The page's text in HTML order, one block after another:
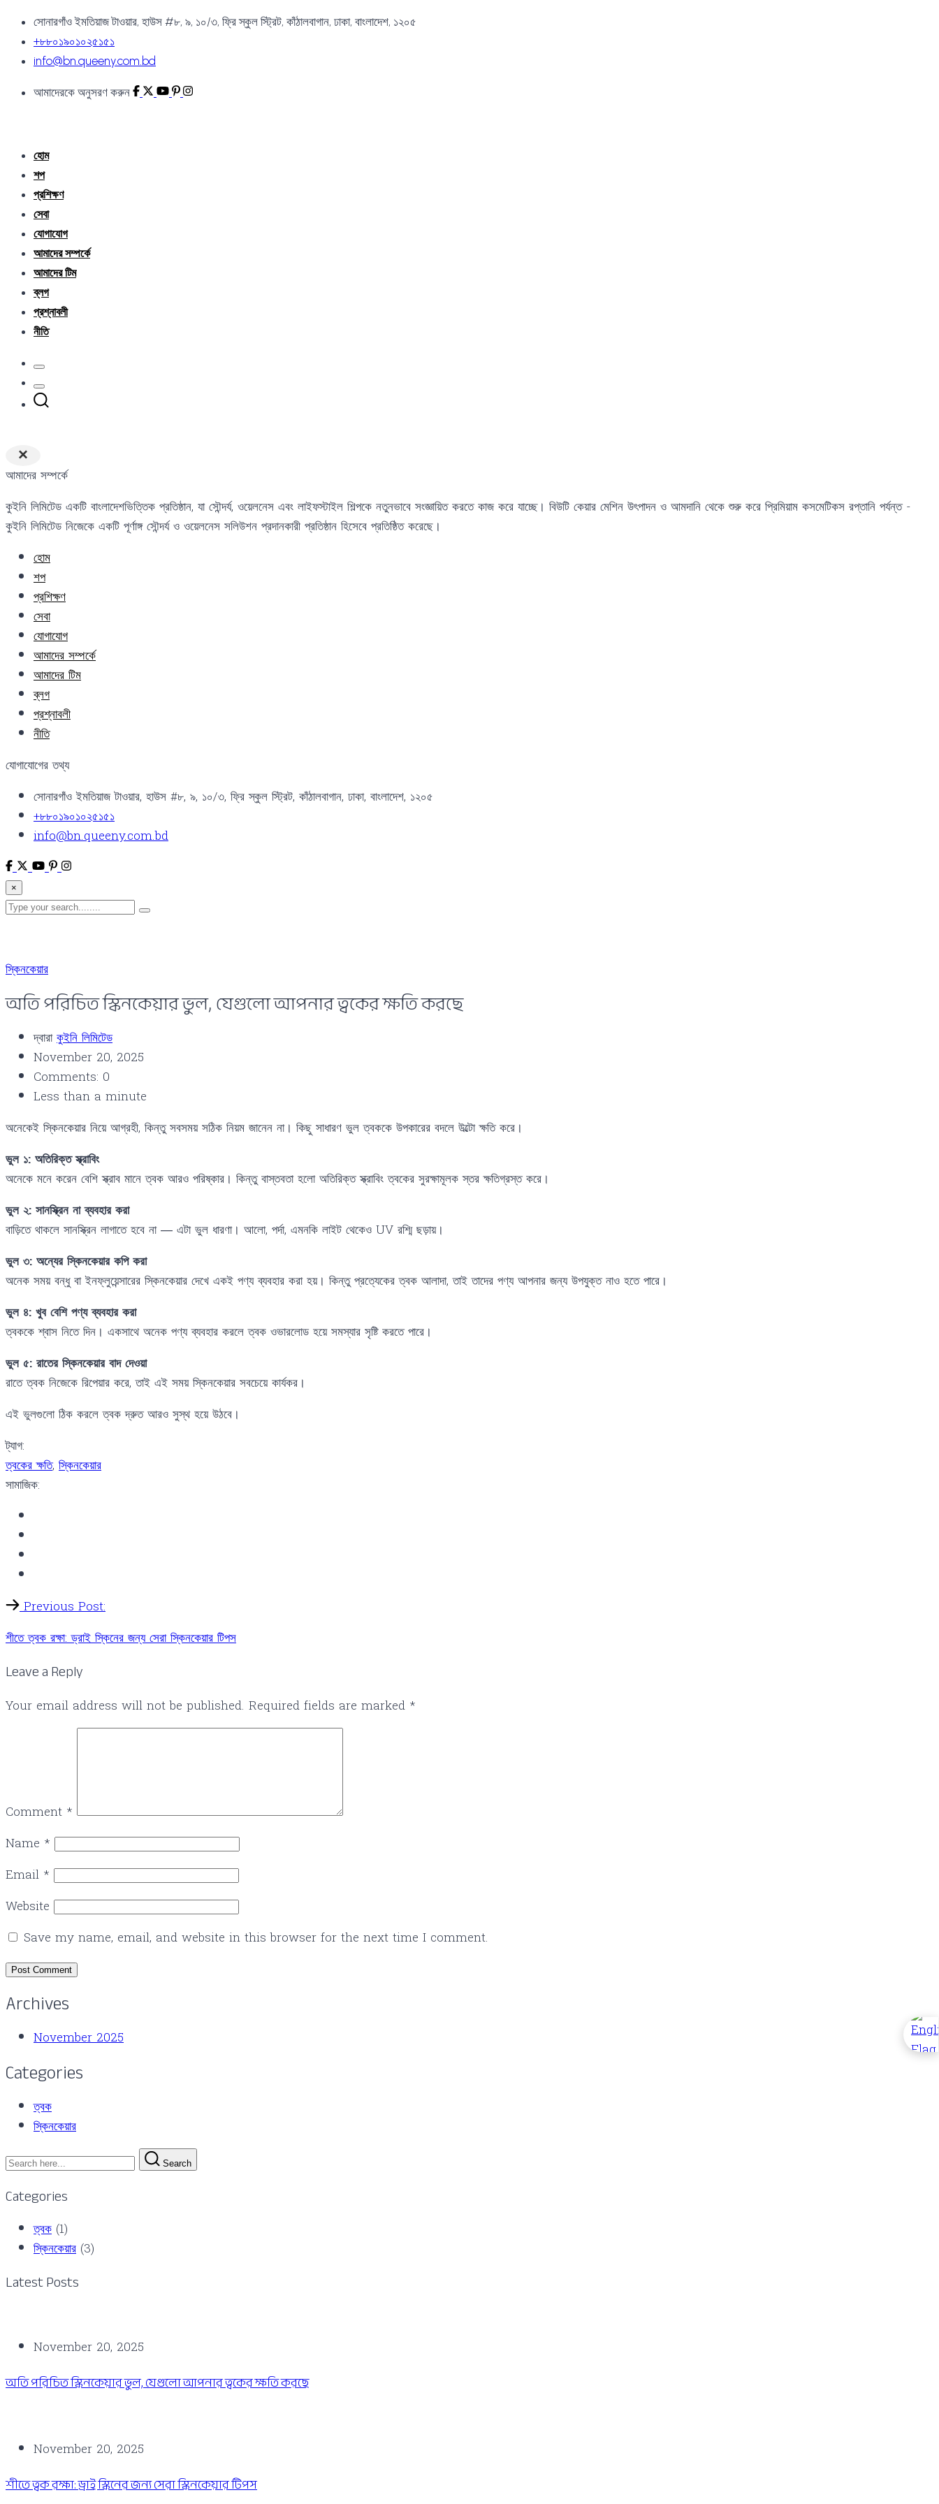
সোনারগাঁও ইমতিয়াজ টাওয়ার, হাউস #৮, ৯, ১০/৩, ফ্রি স্কুল স্ট্রিট, কাঁঠালবাগান, ঢাকা, বাংলাদেশ, ১২০৫
+৮৮০১৯০১০২৫১৫১
info@bn.queeny.com.bd
আমাদেরকে অনুসরণ করুন
হোম
শপ
প্রশিক্ষণ
সেবা
যোগাযোগ
আমাদের সম্পর্কে
আমাদের টিম
ব্লগ
প্রশ্নাবলী
নীতি
×
আমাদের সম্পর্কে
কুইনি লিমিটেড একটি বাংলাদেশভিত্তিক প্রতিষ্ঠান, যা সৌন্দর্য, ওয়েলনেস এবং লাইফস্টাইল শিল্পকে নতুনভাবে সংজ্ঞায়িত করতে কাজ করে যাচ্ছে। বিউটি কেয়ার মেশিন উৎপাদন ও আমদানি থেকে শুরু করে প্রিমিয়াম কসমেটিকস রপ্তানি পর্যন্ত -
কুইনি লিমিটেড নিজেকে একটি পূর্ণাঙ্গ সৌন্দর্য ও ওয়েলনেস সলিউশন প্রদানকারী প্রতিষ্ঠান হিসেবে প্রতিষ্ঠিত করেছে।
হোম
শপ
প্রশিক্ষণ
সেবা
যোগাযোগ
আমাদের সম্পর্কে
আমাদের টিম
ব্লগ
প্রশ্নাবলী
নীতি
যোগাযোগের তথ্য
সোনারগাঁও ইমতিয়াজ টাওয়ার, হাউস #৮, ৯, ১০/৩, ফ্রি স্কুল স্ট্রিট, কাঁঠালবাগান, ঢাকা, বাংলাদেশ, ১২০৫
+৮৮০১৯০১০২৫১৫১
info@bn.queeny.com.bd
×
স্কিনকেয়ার
অতি পরিচিত স্কিনকেয়ার ভুল, যেগুলো আপনার ত্বকের ক্ষতি করছে
দ্বারাকুইনি লিমিটেড
November 20, 2025
Comments: 0
Less than a minute
অনেকেই স্কিনকেয়ার নিয়ে আগ্রহী, কিন্তু সবসময় সঠিক নিয়ম জানেন না। কিছু সাধারণ ভুল ত্বককে উপকারের বদলে উল্টো ক্ষতি করে।
ভুল ১: অতিরিক্ত স্ক্রাবিং
অনেকে মনে করেন বেশি স্ক্রাব মানে ত্বক আরও পরিষ্কার। কিন্তু বাস্তবতা হলো অতিরিক্ত স্ক্রাবিং ত্বকের সুরক্ষামূলক স্তর ক্ষতিগ্রস্ত করে।
ভুল ২: সানস্ক্রিন না ব্যবহার করা
বাড়িতে থাকলে সানস্ক্রিন লাগাতে হবে না — এটা ভুল ধারণা। আলো, পর্দা, এমনকি লাইট থেকেও UV রশ্মি ছড়ায়।
ভুল ৩: অন্যের স্কিনকেয়ার কপি করা
অনেক সময় বন্ধু বা ইনফ্লুয়েন্সারের স্কিনকেয়ার দেখে একই পণ্য ব্যবহার করা হয়। কিন্তু প্রত্যেকের ত্বক আলাদা, তাই তাদের পণ্য আপনার জন্য উপযুক্ত নাও হতে পারে।
ভুল ৪: খুব বেশি পণ্য ব্যবহার করা
ত্বককে শ্বাস নিতে দিন। একসাথে অনেক পণ্য ব্যবহার করলে ত্বক ওভারলোড হয়ে সমস্যার সৃষ্টি করতে পারে।
ভুল ৫: রাতের স্কিনকেয়ার বাদ দেওয়া
রাতে ত্বক নিজেকে রিপেয়ার করে, তাই এই সময় স্কিনকেয়ার সবচেয়ে কার্যকর।
এই ভুলগুলো ঠিক করলে ত্বক দ্রুত আরও সুস্থ হয়ে উঠবে।
ট্যাগ:
ত্বকের ক্ষতি, স্কিনকেয়ার
সামাজিক:
Previous Post:
শীতে ত্বক রক্ষা: ড্রাই স্কিনের জন্য সেরা স্কিনকেয়ার টিপস
Leave a Reply
Your email address will not be published. Required fields are marked *
Comment *
Name *
Email *
Website
Save my name, email, and website in this browser for the next time I comment.
Archives
November 2025
Categories
ত্বক
স্কিনকেয়ার
Search
Categories
ত্বক (1)
স্কিনকেয়ার (3)
Latest Posts
November 20, 2025
অতি পরিচিত স্কিনকেয়ার ভুল, যেগুলো আপনার ত্বকের ক্ষতি করছে
November 20, 2025
শীতে ত্বক রক্ষা: ড্রাই স্কিনের জন্য সেরা স্কিনকেয়ার টিপস